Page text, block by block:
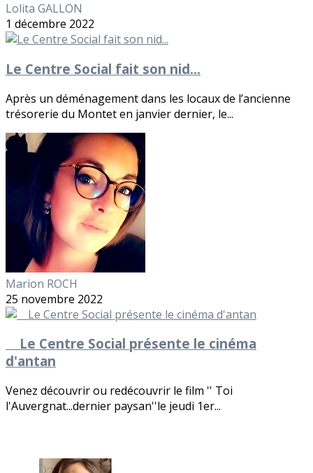
Lolita GALLON
1 décembre 2022
Le Centre Social fait son nid...
Après un déménagement dans les locaux de l’ancienne
trésorerie du Montet en janvier dernier, le...
Marion ROCH
25 novembre 2022
Le Centre Social présente le cinéma
d'antan
Venez découvrir ou redécouvrir le film '' Toi
l'Auvergnat...dernier paysan''le jeudi 1er...